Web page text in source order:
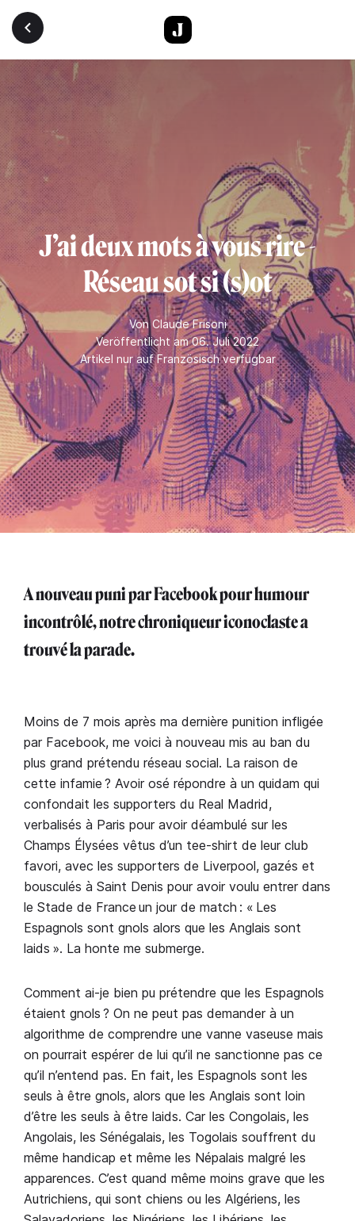
Direkt zum Inhalt
J’ai deux mots à vous rire -
Réseau sot si (s)ot
VonClaude Frisoni
Veröffentlicht am 06. Juli 2022
Artikel nur auf Französisch verfügbar
A nouveau puni par Facebook pour humour
incontrôlé, notre chroniqueur iconoclaste a
trouvé la parade.
Moins de 7 mois après ma dernière punition infligée
par Facebook, me voici à nouveau mis au ban du
plus grand prétendu réseau social. La raison de
cette infamie ? Avoir osé répondre à un quidam qui
confondait les supporters du Real Madrid,
verbalisés à Paris pour avoir déambulé sur les
Champs Élysées vêtus d’un tee-shirt de leur club
favori, avec les supporters de Liverpool, gazés et
bousculés à Saint Denis pour avoir voulu entrer dans
le Stade de France un jour de match : « Les
Espagnols sont gnols alors que les Anglais sont
laids ». La honte me submerge.
Comment ai-je bien pu prétendre que les Espagnols
étaient gnols ? On ne peut pas demander à un
algorithme de comprendre une vanne vaseuse mais
on pourrait espérer de lui qu’il ne sanctionne pas ce
qu’il n’entend pas. En fait, les Espagnols sont les
seuls à être gnols, alors que les Anglais sont loin
d’être les seuls à être laids. Car les Congolais, les
Angolais, les Sénégalais, les Togolais souffrent du
même handicap et même les Népalais malgré les
apparences. C’est quand même moins grave que les
Autrichiens, qui sont chiens ou les Algériens, les